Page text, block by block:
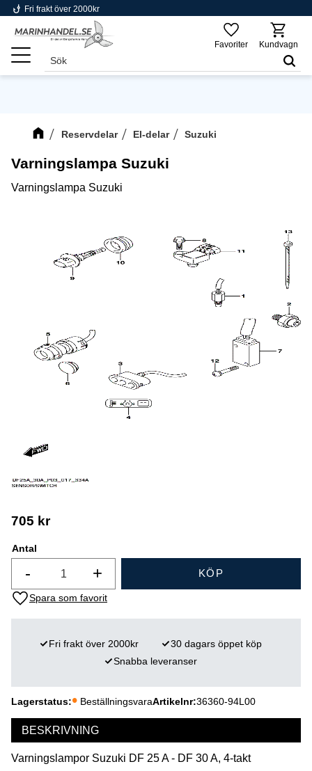
Meny
phishing Fri frakt över 2000kr
Favoriter Kundvagn
Reservdelar El-delar Suzuki
Varningslampa Suzuki
Varningslampa Suzuki
705 kr
Antal
+
- KÖP
Lägg till i favoriter
Lagerstatus BeställningsvaraArtikelnr 36360-94L00
Fri frakt över 2000kr
30 dagars öppet köp
Snabba leveranser
BESKRIVNING
Varningslampor Suzuki DF 25 A - DF 30 A, 4-takt